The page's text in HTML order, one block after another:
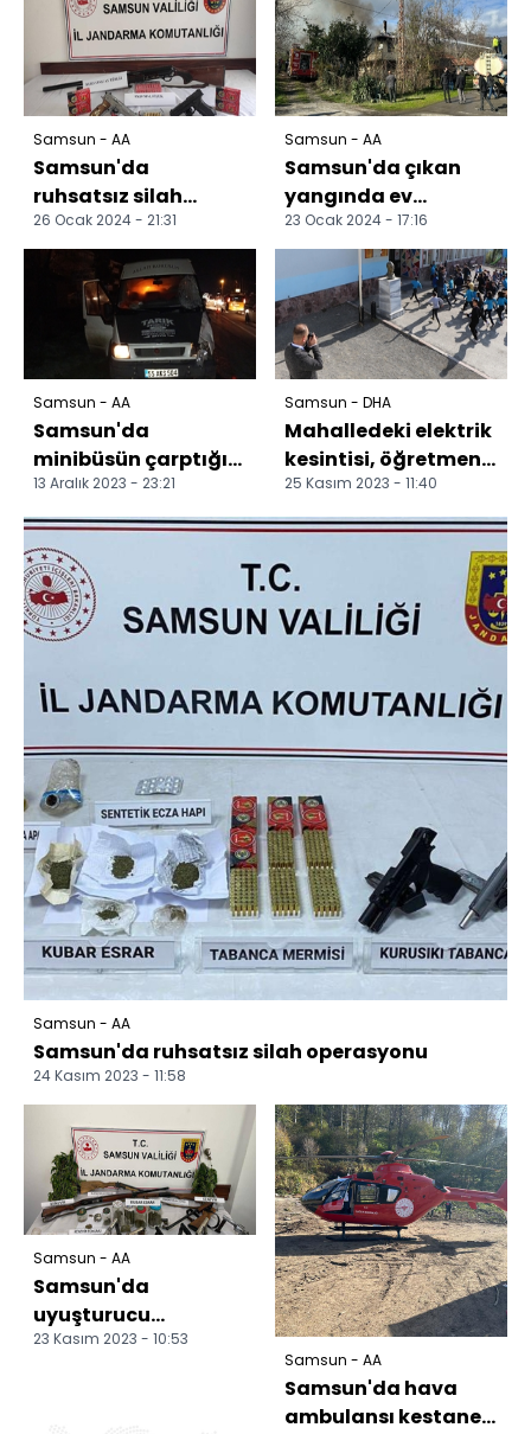
Samsun - AA
Samsun'da
ruhsatsız silah
bulunduran 3 kişi
yakalandı
26 Ocak 2024 - 21:31
Samsun - AA
Samsun'da çıkan
yangında ev
kullanılmaz hale
geldi
23 Ocak 2024 - 17:16
Samsun - AA
Samsun'da
minibüsün çarptığı
kişi öldü
13 Aralık 2023 - 23:21
Samsun - DHA
Mahalledeki elektrik
kesintisi, öğretmene
birincilik getirdi
25 Kasım 2023 - 11:40
Samsun - AA
Samsun'da ruhsatsız silah operasyonu
24 Kasım 2023 - 11:58
Samsun - AA
Samsun'da
uyuşturucu
operasyonunda 3
23 Kasım 2023 - 10:53
Samsun - AA
Samsun'da hava
ambulansı kestane